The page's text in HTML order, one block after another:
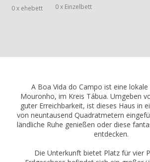
0 x ehebett 0 x Einzelbett
A Boa Vida do Campo ist eine
Mouronho, im Kreis Tábua. Umgeben
guter Erreichbarkeit, ist dieses Haus in
von neuntausend Quadratmetern
ländliche Ruhe genießen oder diese
entdecken.
Die Unterkunft bietet Platz für vier